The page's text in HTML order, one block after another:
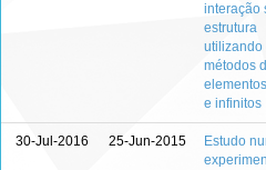
interação
estrutura
utilizando
métodos
e infinitos
30-Jul-2016 25-Jun-2015
Estudo